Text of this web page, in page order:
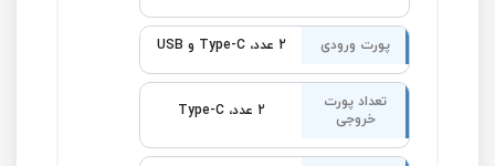
پورت ورودی 2 عدد، Type-C و USB
تعداد پورت
خروجی
2 عدد، Type-C